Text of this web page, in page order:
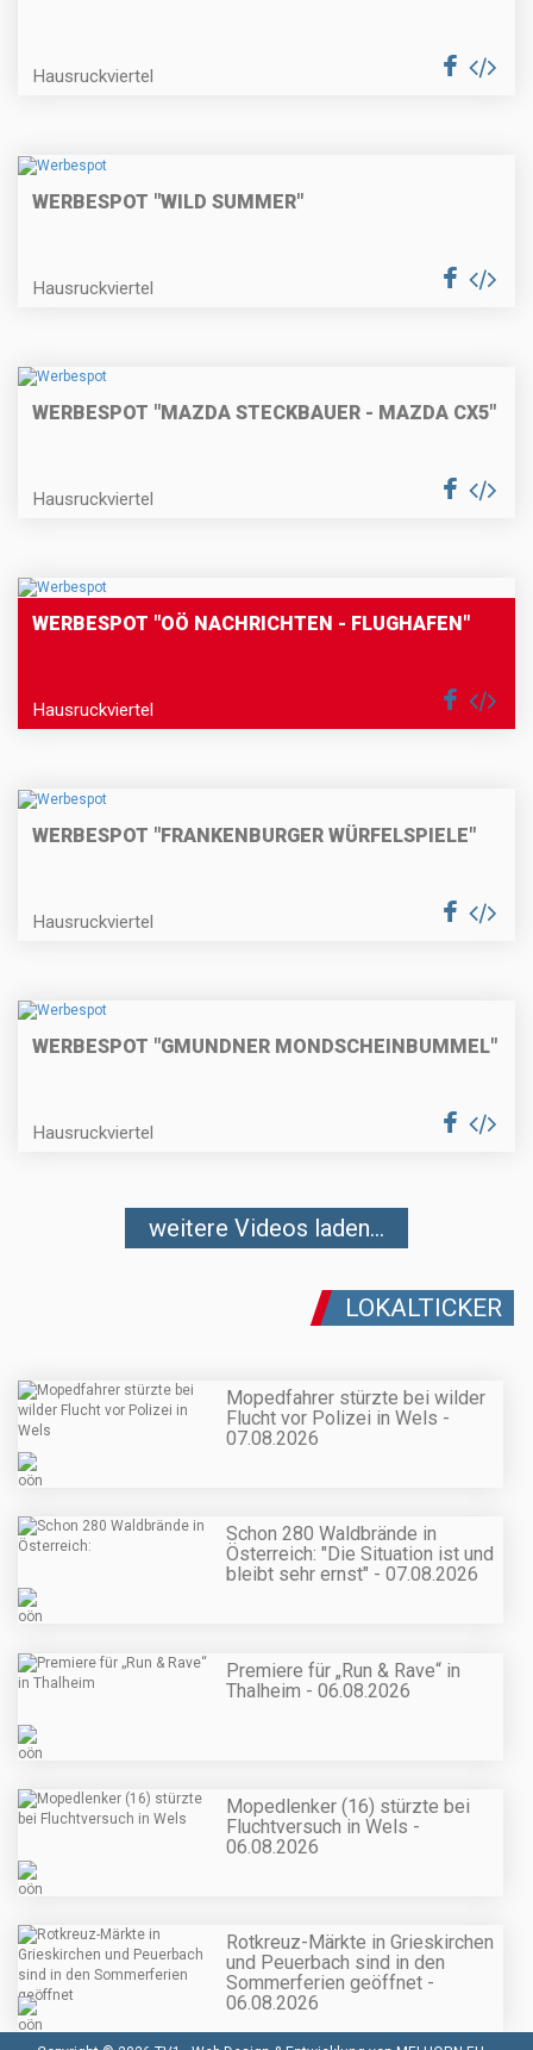
Hausruckviertel
WERBESPOT "WILD SUMMER"
Hausruckviertel
WERBESPOT "MAZDA STECKBAUER - MAZDA CX5"
Hausruckviertel
WERBESPOT "OÖ NACHRICHTEN - FLUGHAFEN"
Hausruckviertel
WERBESPOT "FRANKENBURGER WÜRFELSPIELE"
Hausruckviertel
WERBESPOT "GMUNDNER MONDSCHEINBUMMEL"
Hausruckviertel
weitere Videos laden...
LOKALTICKER
Mopedfahrer stürzte bei wilder
Flucht vor Polizei in Wels -
07.08.2026
Schon 280 Waldbrände in
Österreich: "Die Situation ist und
bleibt sehr ernst" - 07.08.2026
Premiere für „Run & Rave“ in
Thalheim - 06.08.2026
Mopedlenker (16) stürzte bei
Fluchtversuch in Wels -
06.08.2026
Rotkreuz-Märkte in Grieskirchen
und Peuerbach sind in den
Sommerferien geöffnet -
06.08.2026